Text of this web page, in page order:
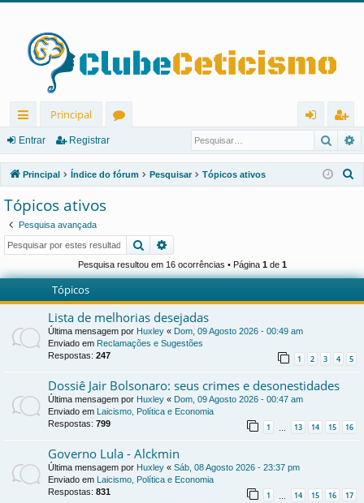
in
ks
rá
pi
d
Principal
u
ns
ra
r
eg
ist
ra
Entrar Registrar
Principal Índice do fórum Pesquisar Tópicos ativos
s
a
Tópicos ativos
Pesquisa avançada
Pesquisar
Pesquisa resultou em 16 ocorrências • Página 1de 1
Tópicos
Lista de melhorias desejadas
Última mensagem por Huxley « Dom, 09 Agosto 2026 - 00:49 am
Enviado em Reclamações e Sugestões
Respostas: 247 1 2 3 4 5
Dossiê Jair Bolsonaro: seus crimes e desonestidades
Última mensagem por Huxley « Dom, 09 Agosto 2026 - 00:47 am
Enviado em Laicismo, Política e Economia
Respostas: 799 1 13 14 15 16
Governo Lula - Alckmin
Última mensagem por Huxley « Sáb, 08 Agosto 2026 - 23:37 pm
Enviado em Laicismo, Política e Economia
Respostas: 831 1 … 14 15 16 17